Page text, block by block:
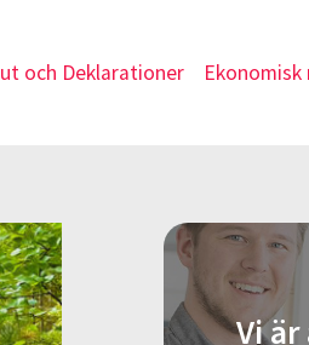
och Deklarationer
Vi